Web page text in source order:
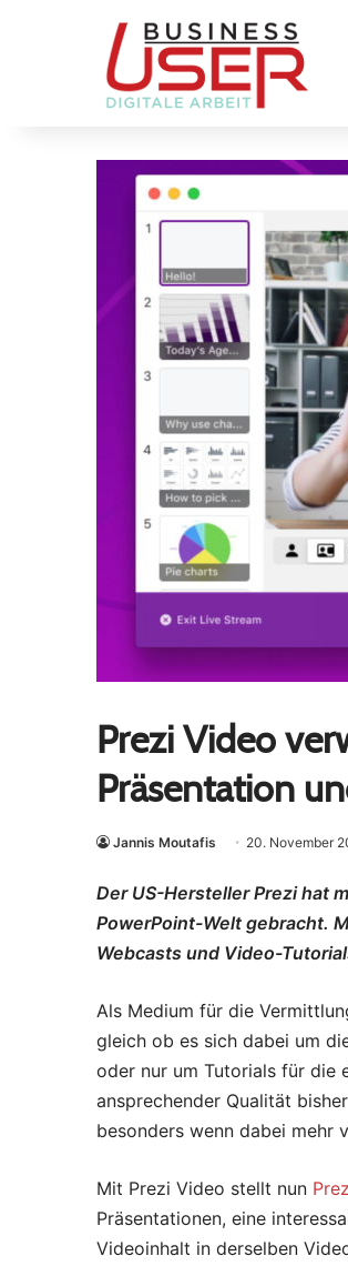
Prezi Video
Präsentation
Jannis Moutafis 20. November
Der US-Hersteller Prezi hat
PowerPoint-Welt gebracht.
Webcasts und Video-
Als Medium für die
gleich ob es sich dabei um
oder nur um Tutorials für die
ansprechender Qualität
besonders wenn dabei mehr
Mit Prezi Video stellt nun
Präsentationen, eine
Videoinhalt in derselben